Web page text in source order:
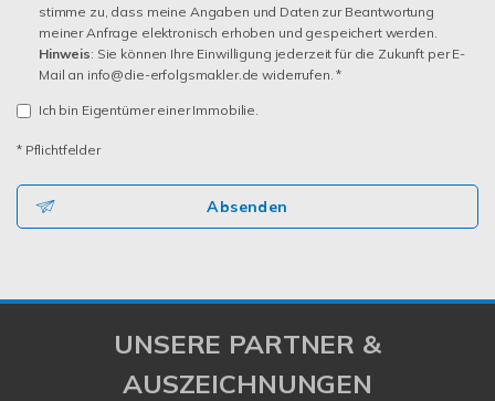
stimme zu, dass meine Angaben und Daten zur Beantwortung
meiner Anfrage elektronisch erhoben und gespeichert werden.
Hinweis: Sie können Ihre Einwilligung jederzeit für die Zukunft per E-
Mail an info@die-erfolgsmakler.de widerrufen. *
Ich bin Eigentümer einer Immobilie.
* Pflichtfelder
Absenden
UNSERE PARTNER &
AUSZEICHNUNGEN